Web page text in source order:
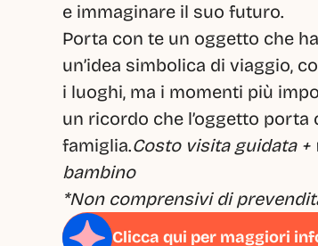
e immaginare il suo futuro.
Porta con te un oggetto che
un’idea simbolica di viaggio,
i luoghi, ma i momenti più
un ricordo che l’oggetto
famiglia.Costo visita guidata
bambino
*Non comprensivi di
Clicca qui per maggiori